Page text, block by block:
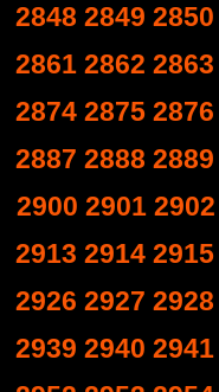
2848 2849 2850
2861 2862 2863
2874 2875 2876
2887 2888 2889
2900 2901 2902
2913 2914 2915
2926 2927 2928
2939 2940 2941